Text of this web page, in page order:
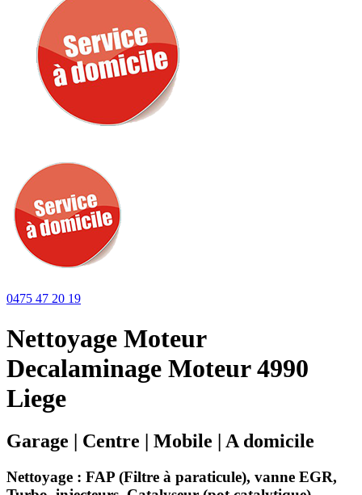
0475 47 20 19
Nettoyage Moteur
Decalaminage Moteur 4990
Liege
Garage | Centre | Mobile | A domicile
Nettoyage : FAP (Filtre à paraticule), vanne EGR,